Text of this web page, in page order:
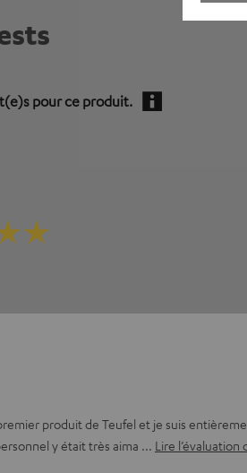
pour ce produit.
produit de Teufel et je suis
y était très aima
Lire l’évaluation